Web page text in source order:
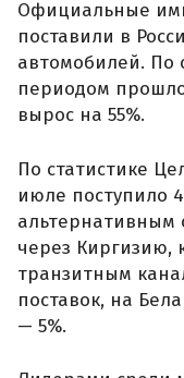
Официальные
поставили в
автомобилей. По
периодом
вырос на 55%.
По статистике
июле поступило
альтернативным
через Киргизию,
транзитным
поставок, на
— 5%.